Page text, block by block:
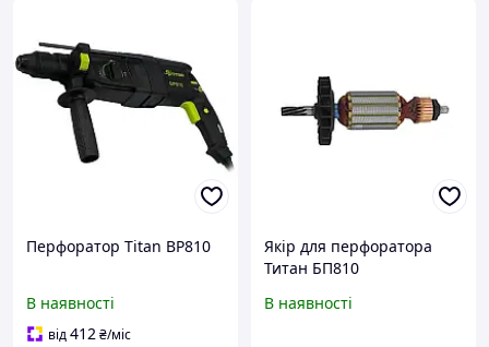
Перфоратор Titan BP810
В наявності
від412₴/міс
Якір для перфоратора
Титан БП810
В наявності